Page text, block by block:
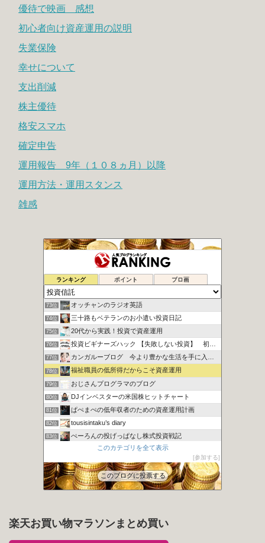
優待で映画 感想
初心者向け資産運用の説明
失業保険
幸せについて
支出削減
株主優待
格安スマホ
確定申告
運用報告 9年（１０８ヵ月）以降
運用方法・運用スタンス
雑感
ランキング ポイント ブロ画
71位 シュウの２０代副業で１００万円への道
72位 地道にぽちぽちポイント長者
73位 オッチャンのラジオ英語
74位 三十路もベテランのお小遣い投資日記
75位 20代から実践！投資で資産運用
76位 投資ビギナーズハック 【失敗しない投資】 初心者向け講座
77位 カンガルーブログ 今より豊かな生活を手に入れる
78位 福祉職員の低所得だからこそ資産運用
79位 おじさんプログラマのブログ
80位 DJインベスターの米国株ヒットチャート
81位 ぱぺまぺの低年収者のための資産運用計画
82位 tousisintaku’s diary
83位 ぺーろんの投げっぱなし株式投資戦記
みらいのゆる投資×節約ブログ
85位 投資.com
このカテゴリを全て表示
参加する
このブログに投票する
楽天お買い物マラソンまとめ買い